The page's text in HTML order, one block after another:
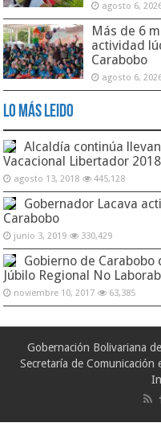
agosto 6,
Más de 6
actividad
Carabobo
agosto 6,
Lo Más Leido
Alcaldía continúa
Vacacional Libertador 2018
agosto 13, 2018 445,128
Gobernador Lacava
Carabobo
junio 3, 2019 330,429
Gobierno de
Júbilo Regional No
noviembre 10, 2017 63,385
Gobernación Bolivariana
Secretaría de